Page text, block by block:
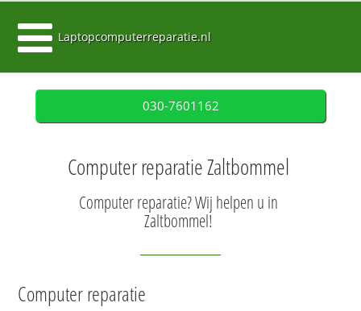
Laptopcomputerreparatie.nl
030-7601162
Computer reparatie Zaltbommel
Computer reparatie? Wij helpen u in
Zaltbommel!
Computer reparatie